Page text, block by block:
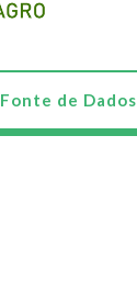
Fonte de Dados